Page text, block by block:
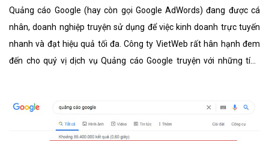
Quảng cáo Google (hay còn gọi Google AdWords) đang được cá
nhân, doanh nghiệp truyện sử dụng để việc kinh doanh trực tuyến
nhanh và đạt hiệu quả tối đa. Công ty VietWeb rất hân hạnh đem
đến cho quý vị dịch vụ Quảng cáo Google truyện với những tính